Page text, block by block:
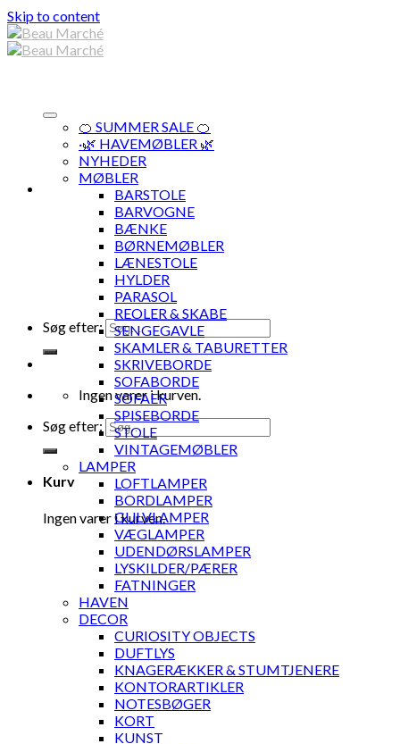
Skip to content
Søg efter:
Ingen varer i kurven.
Søg efter:
Kurv
Ingen varer i kurven.
🍊 SUMMER SALE 🍊
·🌿 HAVEMØBLER 🌿
NYHEDER
MØBLER
BARSTOLE
BARVOGNE
BÆNKE
BØRNEMØBLER
LÆNESTOLE
HYLDER
PARASOL
REOLER & SKABE
SENGEGAVLE
SKAMLER & TABURETTER
SKRIVEBORDE
SOFABORDE
SOFAER
SPISEBORDE
STOLE
VINTAGEMØBLER
LAMPER
LOFTLAMPER
BORDLAMPER
GULVLAMPER
VÆGLAMPER
UDENDØRSLAMPER
LYSKILDER/PÆRER
FATNINGER
HAVEN
DECOR
CURIOSITY OBJECTS
DUFTLYS
KNAGERÆKKER & STUMTJENERE
KONTORARTIKLER
NOTESBØGER
KORT
KUNST